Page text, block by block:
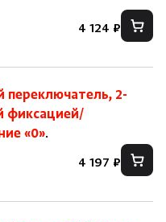
4 124 ₽
2-
фиксацией/
«0».
4 197 ₽